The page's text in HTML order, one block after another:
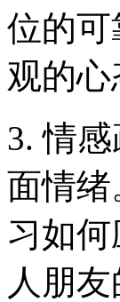
位的
观的
3. 情
面情
习如
人朋